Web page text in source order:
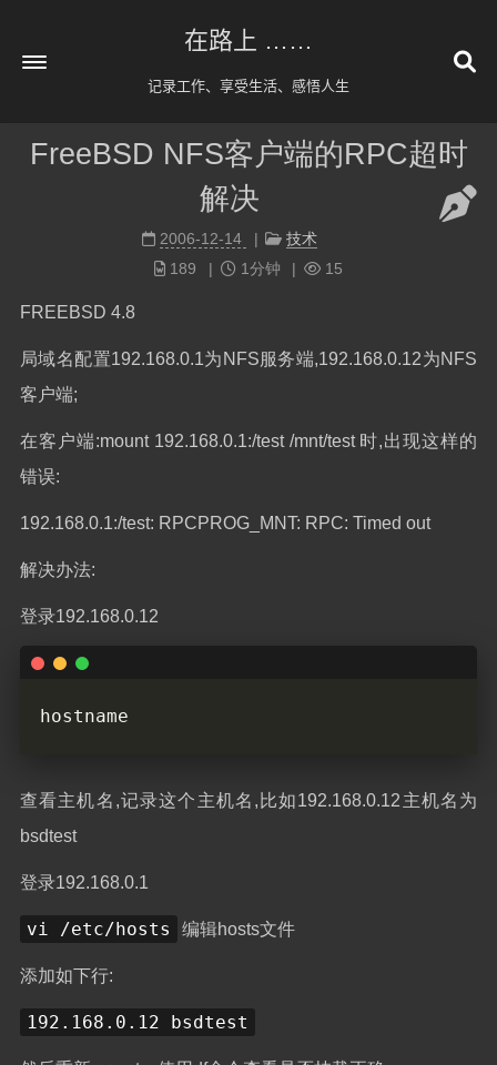
在路上 ……
记录工作、享受生活、感悟人生
首页
公益 404
FreeBSD NFS客户端的RPC超时
解决
2006-12-14
技术
189
1分钟 15
FREEBSD 4.8
局域名配置192.168.0.1为NFS服务端,192.168.0.12为NFS
客户端;
在客户端:mount 192.168.0.1:/test /mnt/test 时,出现这样的
错误:
192.168.0.1:/test: RPCPROG_MNT: RPC: Timed out
解决办法:
登录192.168.0.12
查看主机名,记录这个主机名,比如192.168.0.12主机名为
bsdtest
登录192.168.0.1
vi /etc/hosts 编辑hosts文件
添加如下行:
192.168.0.12 bsdtest